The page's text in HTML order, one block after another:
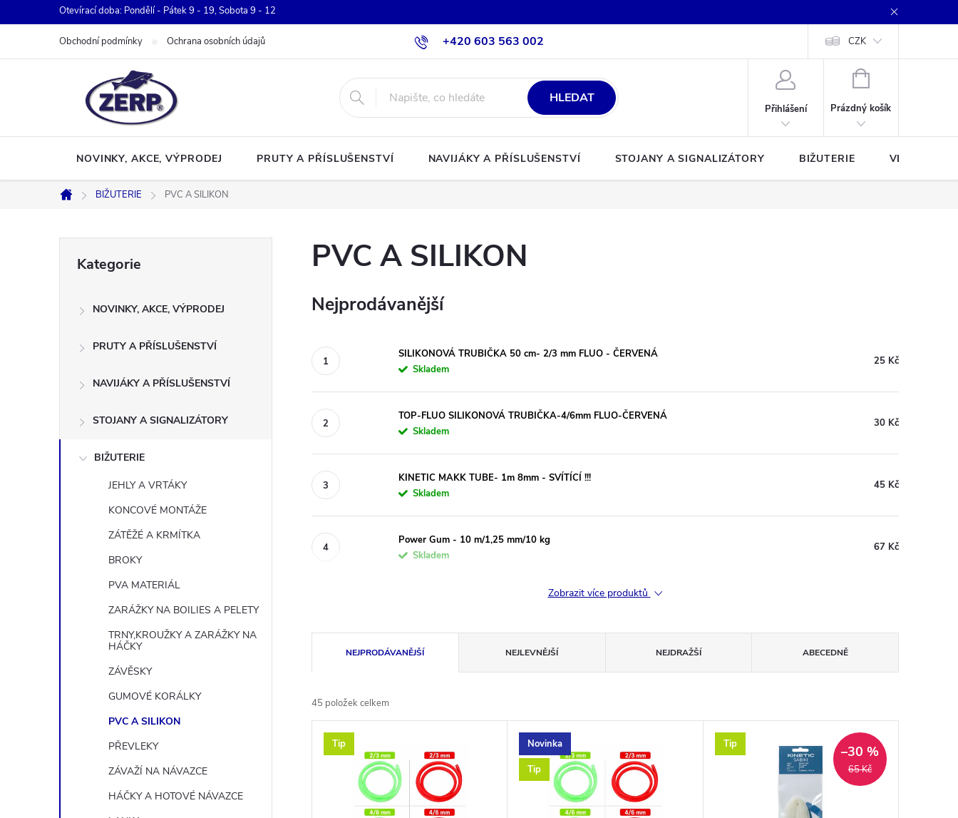
na
Otevírací doba: Pondělí - Pátek 9 - 19, Sobota 9 - 12
+420 603 563 002
Obchodní podmínky Ochrana osobních údajů CZK
HLEDAT
Přihlášení
NÁKUPNÍ
Prázdný košík
NOVINKY, AKCE, VÝPRODEJ PRUTY A PŘÍSLUŠENSTVÍ NAVIJÁKY A PŘÍSLUŠENSTVÍ STOJANY A SIGNALIZÁTORY BIŽUTERIE VLASCE A
Domů
BIŽUTERIE PVC A SILIKON
a
kategorie
Kategorie
NOVINKY, AKCE, VÝPRODEJ
PRUTY A PŘÍSLUŠENSTVÍ
NAVIJÁKY A PŘÍSLUŠENSTVÍ
STOJANY A SIGNALIZÁTORY
BIŽUTERIE
JEHLY A VRTÁKY
KONCOVÉ MONTÁŽE
ZÁTĚŽÉ A KRMÍTKA
BROKY
PVA MATERIÁL
ZARÁŽKY NA BOILIES A PELETY
TRNY,KROUŽKY A ZARÁŽKY NA
HÁČKY
ZÁVĚSKY
GUMOVÉ KORÁLKY
PVC A SILIKON
PŘEVLEKY
ZÁVAŽÍ NA NÁVAZCE
HÁČKY A HOTOVÉ NÁVAZCE
PVC A SILIKON
Nejprodávanější
SILIKONOVÁ TRUBIČKA 50 cm- 2/3 mm FLUO - ČERVENÁ
Skladem
25 Kč
TOP-FLUO SILIKONOVÁ TRUBIČKA-4/6mm FLUO-ČERVENÁ
Skladem
30 Kč
KINETIC MAKK TUBE- 1m 8mm - SVÍTÍCÍ !!!
Skladem
45 Kč
Power Gum - 10 m/1,25 mm/10 kg
Skladem
67 Kč
Zobrazit více produktů
a
z
e
NEJPRODÁVANĚJŠÍ NEJLEVNĚJŠÍ NEJDRAŽŠÍ ABECEDNĚ
45 položek celkem
VTip
Novinka
Tip
Tip
65 Kč
–30 %